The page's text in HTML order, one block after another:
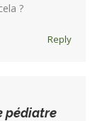
?
Reply
pédiatre